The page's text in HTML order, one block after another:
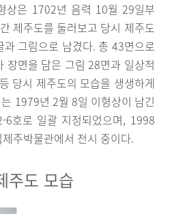
상은 1702년 음력 10월 29일부
제주도를 둘러보고 당시 제주도
그림으로 남겼다. 총 43면으로
장면을 담은 그림 28면과 일상적
당시 제주도의 모습을 생생하게
1979년 2월 8일 이형상이 남긴
6호로 일괄 지정되었으며, 1998
주박물관에서 전시 중이다.
주도 모습